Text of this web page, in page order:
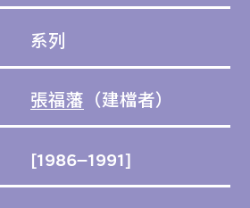
系列
張福藩 （建檔者）
[1986–1991]